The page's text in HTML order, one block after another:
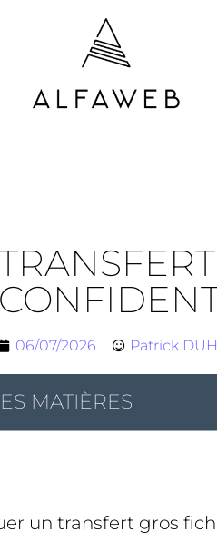
06/07/2026 Patrick
MATIÈRES
un transfert gros